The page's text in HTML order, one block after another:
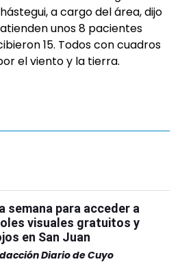
a cargo del área, dijo
unos 8 pacientes
15. Todos con cuadros
el viento y la tierra.
semana para acceder a
visuales gratuitos y
en San Juan
Diario de Cuyo